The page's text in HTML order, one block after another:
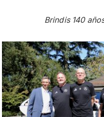
Brindis 140